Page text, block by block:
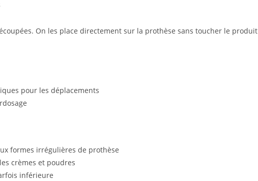
On les place directement sur la prothèse sans toucher le produit
pour les déplacements
formes irrégulières de prothèse
crèmes et poudres
inférieure